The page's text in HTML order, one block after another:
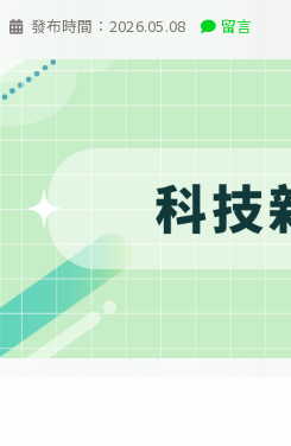
發布時間： 2026.05.08 留言